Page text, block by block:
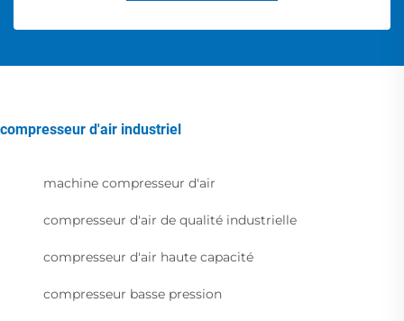
compresseur d'air industriel
machine compresseur d'air
compresseur d'air de qualité industrielle
compresseur d'air haute capacité
compresseur basse pression